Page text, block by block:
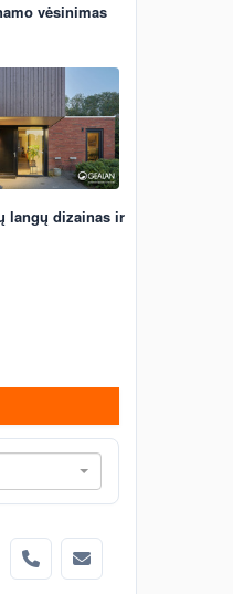
vėsinimas
langų dizainas ir